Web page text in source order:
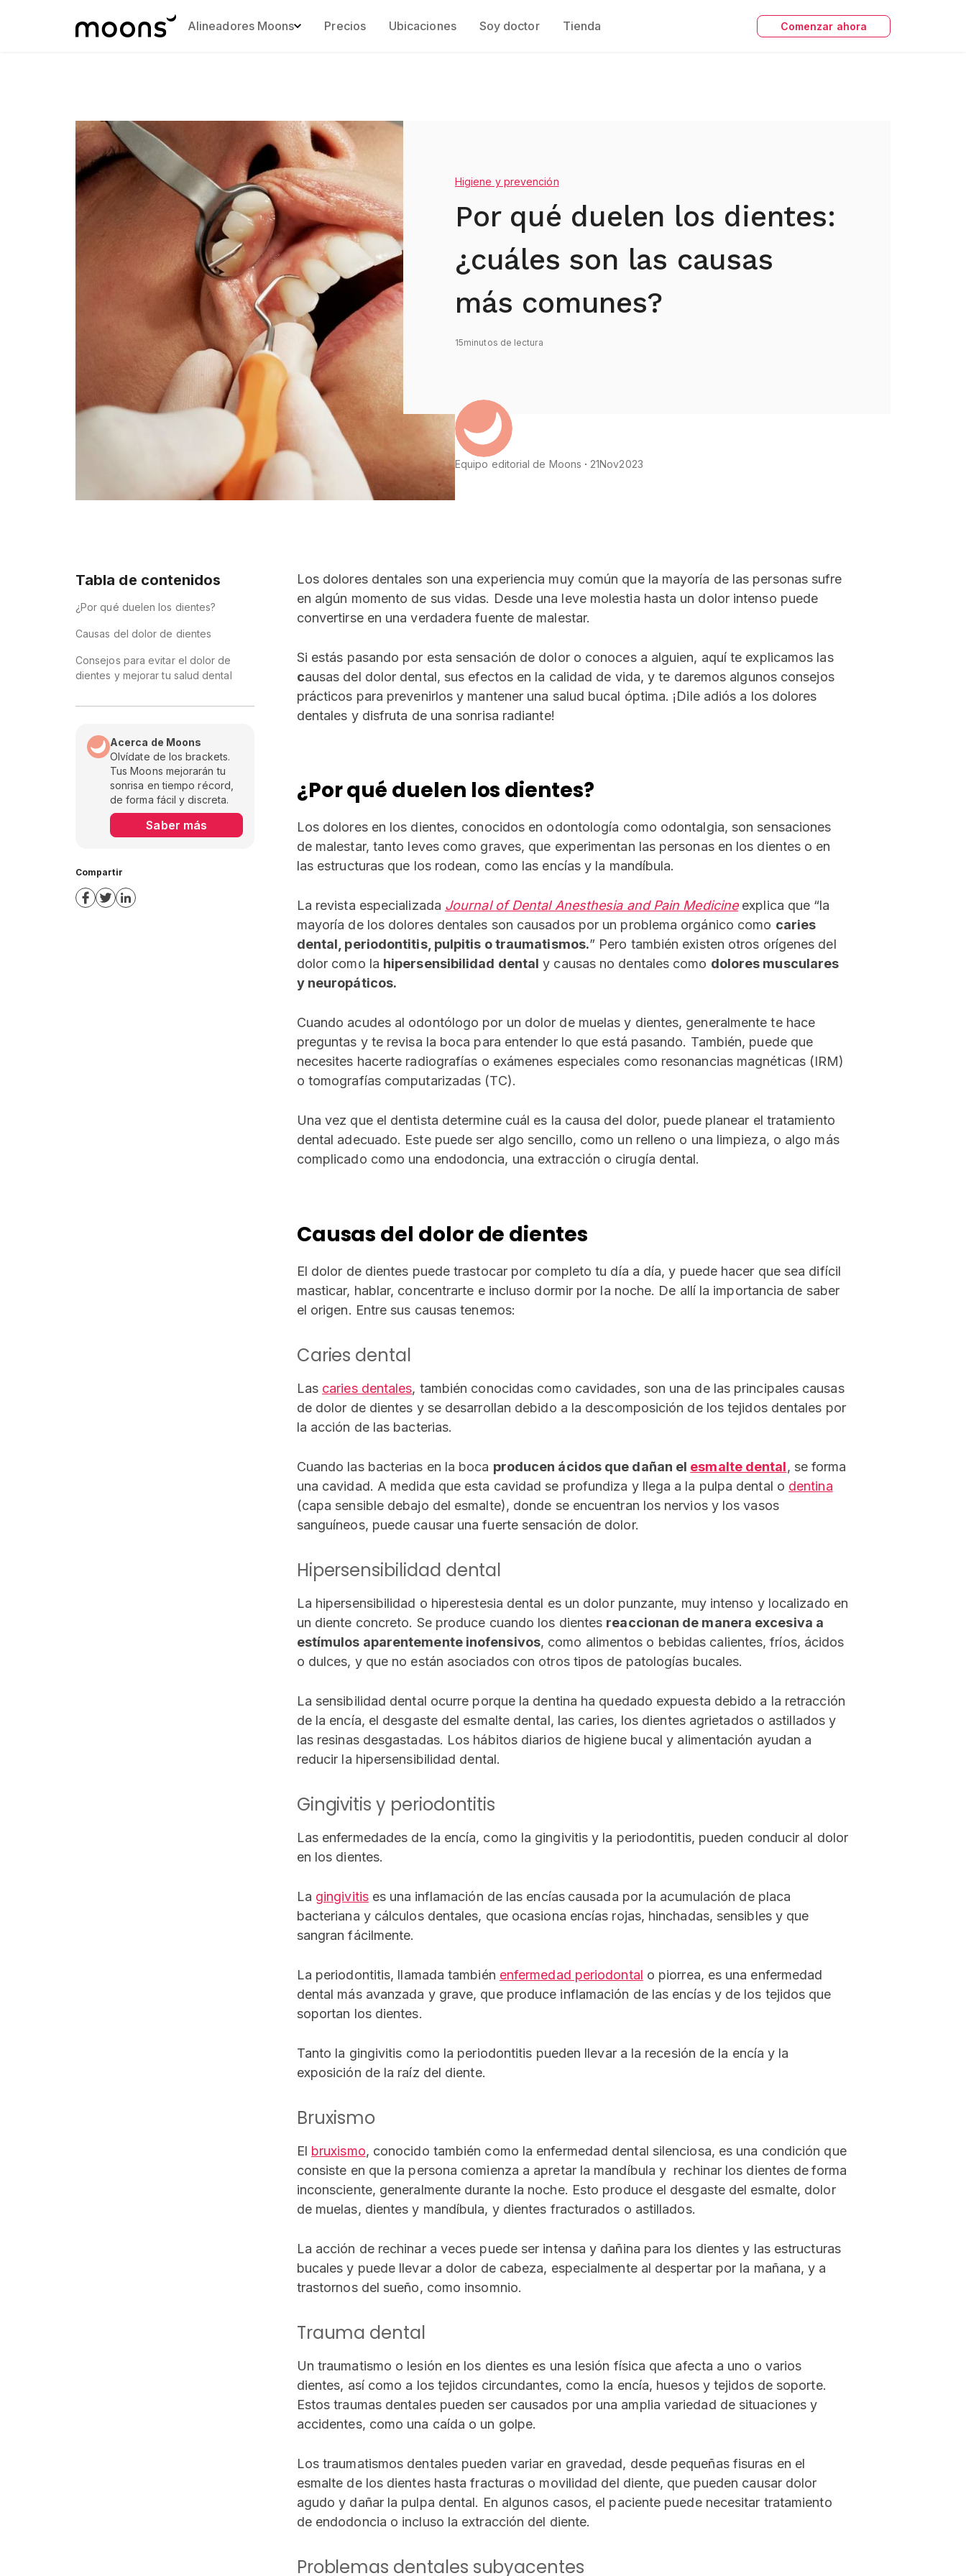
Alineadores Moons Precios Ubicaciones Soy doctor Tienda Comenzar ahora
Higiene y prevención
Por qué duelen los dientes:
¿cuáles son las causas
más comunes?
15minutos de lectura
Equipo editorial de Moons 21Nov2023
Tabla de contenidos
¿Por qué duelen los dientes?
Causas del dolor de dientes
Consejos para evitar el dolor de
dientes y mejorar tu salud dental
Acerca de Moons
Olvídate de los brackets.
Tus Moons mejorarán tu
sonrisa en tiempo récord,
de forma fácil y discreta.
Saber más
Compartir
Los dolores dentales son una experiencia muy común que la mayoría de las personas sufre
en algún momento de sus vidas. Desde una leve molestia hasta un dolor intenso puede
convertirse en una verdadera fuente de malestar.
Si estás pasando por esta sensación de dolor o conoces a alguien, aquí te explicamos las
causas del dolor dental, sus efectos en la calidad de vida, y te daremos algunos consejos
prácticos para prevenirlos y mantener una salud bucal óptima. ¡Dile adiós a los dolores
dentales y disfruta de una sonrisa radiante!
¿Por qué duelen los dientes?
Los dolores en los dientes, conocidos en odontología como odontalgia, son sensaciones
de malestar, tanto leves como graves, que experimentan las personas en los dientes o en
las estructuras que los rodean, como las encías y la mandíbula.
La revista especializada Journal of Dental Anesthesia and Pain Medicineexplica que “la
mayoría de los dolores dentales son causados ​​por un problema orgánico como caries
dental, periodontitis, pulpitis o traumatismos.” Pero también existen otros orígenes del
dolor como la hipersensibilidad dental y causas no dentales como dolores musculares
y neuropáticos.
Cuando acudes al odontólogo por un dolor de muelas y dientes, generalmente te hace
preguntas y te revisa la boca para entender lo que está pasando. También, puede que
necesites hacerte radiografías o exámenes especiales como resonancias magnéticas (IRM)
o tomografías computarizadas (TC).
Una vez que el dentista determine cuál es la causa del dolor, puede planear el tratamiento
dental adecuado. Este puede ser algo sencillo, como un relleno o una limpieza, o algo más
complicado como una endodoncia, una extracción o cirugía dental.
Causas del dolor de dientes
El dolor de dientes puede trastocar por completo tu día a día, y puede hacer que sea difícil
masticar, hablar, concentrarte e incluso dormir por la noche. De allí la importancia de saber
el origen. Entre sus causas tenemos:
Caries dental
Las caries dentales, también conocidas como cavidades, son una de las principales causas
de dolor de dientes y se desarrollan debido a la descomposición de los tejidos dentales por
la acción de las bacterias.
Cuando las bacterias en la boca producen ácidos que dañan el esmalte dental, se forma
una cavidad. A medida que esta cavidad se profundiza y llega a la pulpa dental o dentina
(capa sensible debajo del esmalte), donde se encuentran los nervios y los vasos
sanguíneos, puede causar una fuerte sensación de dolor.
Hipersensibilidad dental
La hipersensibilidad o hiperestesia dental es un dolor punzante, muy intenso y localizado en
un diente concreto. Se produce cuando los dientes reaccionan de manera excesiva a
estímulos aparentemente inofensivos, como alimentos o bebidas calientes, fríos, ácidos
o dulces, y que no están asociados con otros tipos de patologías bucales.
La sensibilidad dental ocurre porque la dentina ha quedado expuesta debido a la retracción
de la encía, el desgaste del esmalte dental, las caries, los dientes agrietados o astillados y
las resinas desgastadas. Los hábitos diarios de higiene bucal y alimentación ayudan a
reducir la hipersensibilidad dental.
Gingivitis y periodontitis
Las enfermedades de la encía, como la gingivitis y la periodontitis, pueden conducir al dolor
en los dientes.
La gingivitises una inflamación de las encías causada por la acumulación de placa
bacteriana y cálculos dentales, que ocasiona encías rojas, hinchadas, sensibles y que
sangran fácilmente.
La periodontitis, llamada también enfermedad periodontal o piorrea, es una enfermedad
dental más avanzada y grave, que produce inflamación de las encías y de los tejidos que
soportan los dientes.
Tanto la gingivitis como la periodontitis pueden llevar a la recesión de la encía y la
exposición de la raíz del diente.
Bruxismo
El bruxismo, conocido también como la enfermedad dental silenciosa, es una condición que
consiste en que la persona comienza a apretar la mandíbula y rechinar los dientes de forma
inconsciente, generalmente durante la noche. Esto produce el desgaste del esmalte, dolor
de muelas, dientes y mandíbula, y dientes fracturados o astillados.
La acción de rechinar a veces puede ser intensa y dañina para los dientes y las estructuras
bucales y puede llevar a dolor de cabeza, especialmente al despertar por la mañana, y a
trastornos del sueño, como insomnio.
Trauma dental
Un traumatismo o lesión en los dientes es una lesión física que afecta a uno o varios
dientes, así como a los tejidos circundantes, como la encía, huesos y tejidos de soporte.
Estos traumas dentales pueden ser causados por una amplia variedad de situaciones y
accidentes, como una caída o un golpe.
Los traumatismos dentales pueden variar en gravedad, desde pequeñas fisuras en el
esmalte de los dientes hasta fracturas o movilidad del diente, que pueden causar dolor
agudo y dañar la pulpa dental. En algunos casos, el paciente puede necesitar tratamiento
de endodoncia o incluso la extracción del diente.
Problemas dentales subyacentes